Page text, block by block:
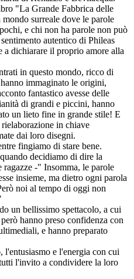
"La Grande Fabbrica delle
surreale dove le parole
e chi non ha parole non può
autentico di Phileas
a dichiarare il proprio amore alla
in questo mondo, ricco di
immaginato le origini,
fantastico avesse delle
di grandi e piccini, hanno
un lieto fine in grande stile! E
in chiave
dai loro disegni.
fingiamo di stare bene.
decidiamo di dire la
ragazze -" Insomma, le parole
insieme, ma dietro ogni parola
noi al tempo di oggi non
un bellissimo spettacolo, a cui
hanno preso confidenza con
e hanno preparato
e l'energia con cui
l'invito a condividere la loro